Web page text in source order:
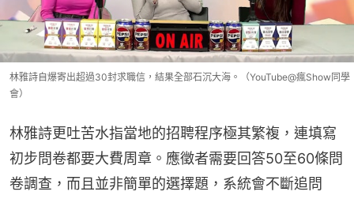
林雅詩自爆寄出超過30封求職信，結果全部石沉大海。（YouTube@瘋Show同學
會）
林雅詩更吐苦水指當地的招聘程序極其繁複，連填寫
初步問卷都要大費周章。應徵者需要回答50至60條問
卷調查，而且並非簡單的選擇題，系統會不斷追問